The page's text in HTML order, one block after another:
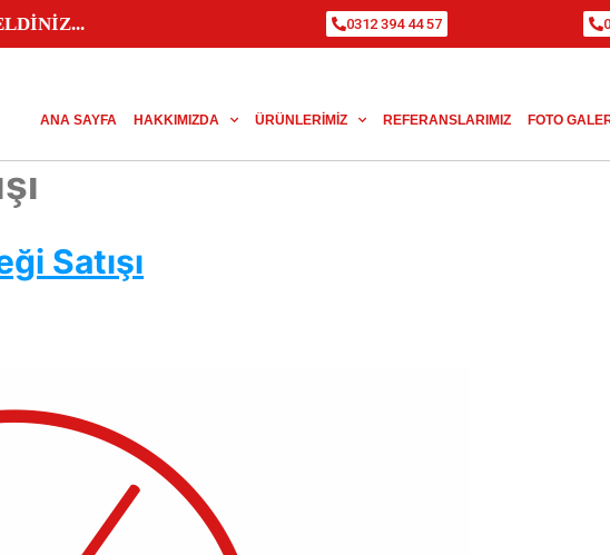
0312 394 44 57
ANA SAYFA HAKKIMIZDA ÜRÜNLERIMIZ REFERANSLARIMIZ FOTO
Satışı